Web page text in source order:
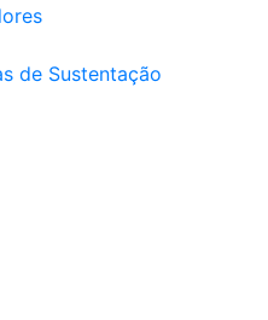
de Sustentação